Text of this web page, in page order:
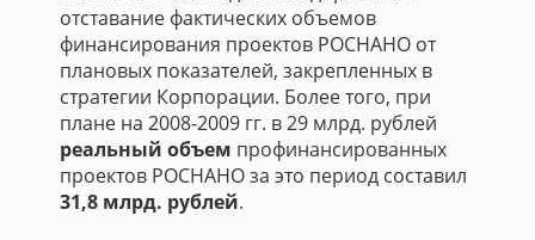
отставание фактических объемов
финансирования проектов РОСНАНО от
плановых показателей, закрепленных в
стратегии Корпорации. Более того, при
плане на 2008-2009 гг. в 29 млрд. рублей
реальный объем профинансированных
проектов РОСНАНО за это период составил
31,8 млрд. рублей.